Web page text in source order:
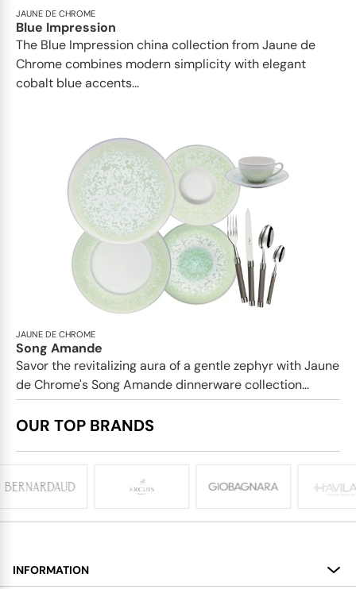
JAUNE DE CHROME
Blue Impression
The Blue Impression china collection from Jaune de
Chrome combines modern simplicity with elegant
cobalt blue accents...
JAUNE DE CHROME
Song Amande
Savor the revitalizing aura of a gentle zephyr with Jaune
de Chrome's Song Amande dinnerware collection...
OUR TOP BRANDS
INFORMATION